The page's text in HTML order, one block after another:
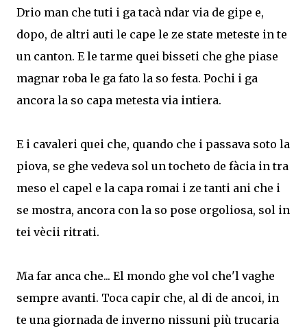
Drio man che tuti i ga tacà ndar via de gipe e,
dopo, de altri auti le cape le ze state meteste in te
un canton. E le tarme quei bisseti che ghe piase
magnar roba le ga fato la so festa. Pochi i ga
ancora la so capa metesta via intiera.
E i cavaleri quei che, quando che i passava soto la
piova, se ghe vedeva sol un tocheto de fàcia in tra
meso el capel e la capa romai i ze tanti ani che i
se mostra, ancora con la so pose orgoliosa, sol in
tei vècii ritrati.
Ma far anca che... El mondo ghe vol che'l vaghe
sempre avanti. Toca capir che, al di de ancoi, in
te una giornada de inverno nissuni più trucaria